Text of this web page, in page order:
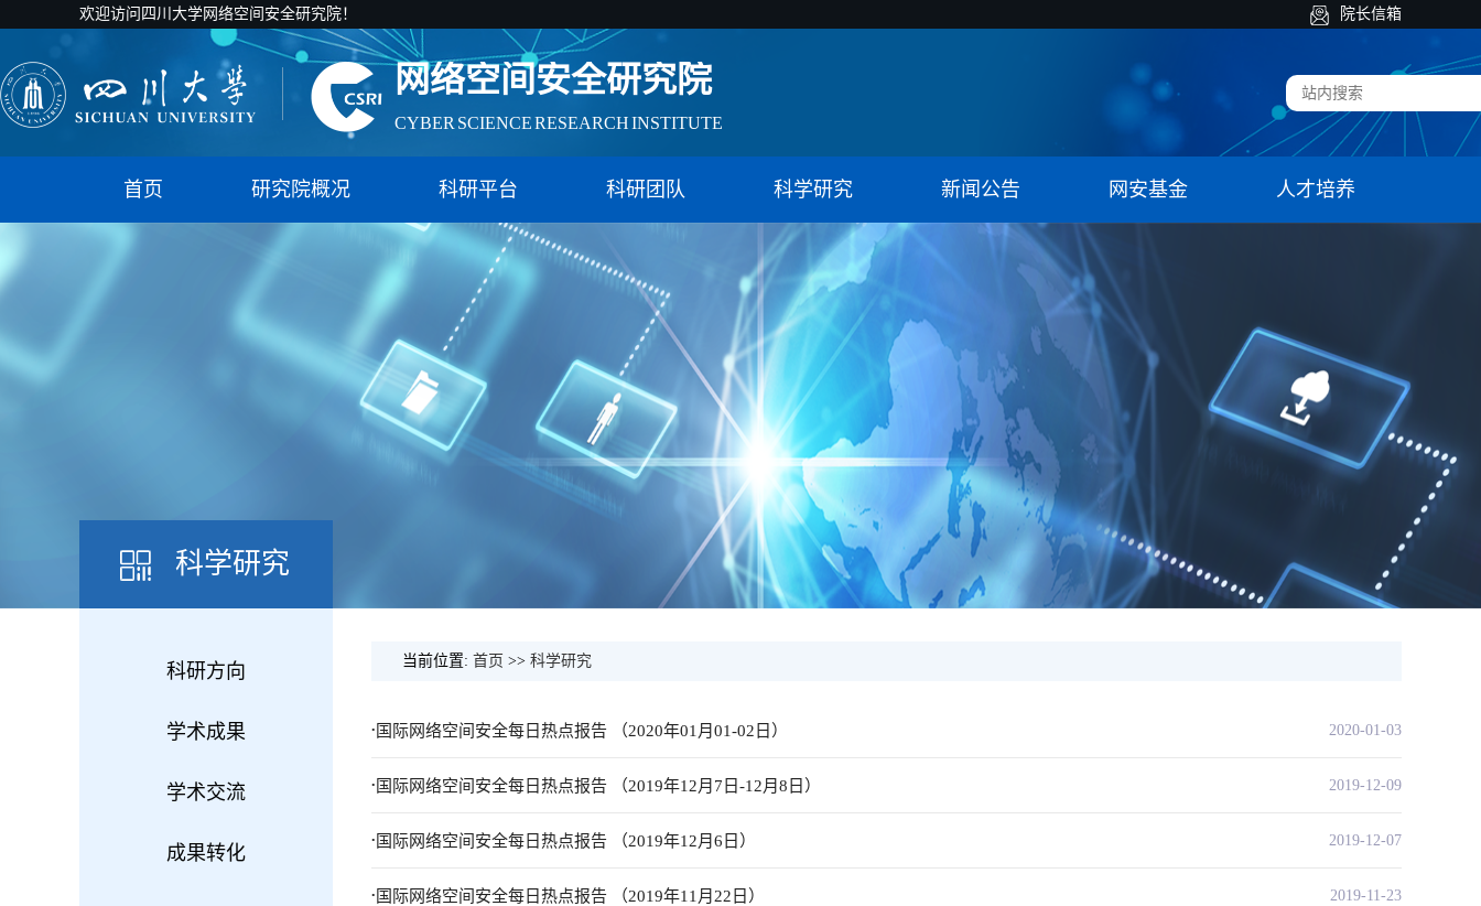
欢迎访问四川大学网络空间安全研究院！ 院长信箱
国家智能社会治理实验特色基地（教育）
网络空间安全研究院
CYBER SCIENCE RESEARCH INSTITUTE
国家智能社会治理实验特色基地（教育）
网络空间安全研究院
CYBER SCIENCE RESEARCH INSTITUTE
首页 研究院概况 科研平台 科研团队 科学研究 新闻公告 网安基金 人才培养
科学研究
科研方向
学术成果
学术交流
成果转化
当前位置: 首页 >> 科学研究
. 国际网络空间安全每日热点报告 （2020年01月01-02日） 2020-01-03
. 国际网络空间安全每日热点报告 （2019年12月7日-12月8日） 2019-12-09
. 国际网络空间安全每日热点报告 （2019年12月6日） 2019-12-07
. 国际网络空间安全每日热点报告 （2019年11月22日） 2019-11-23